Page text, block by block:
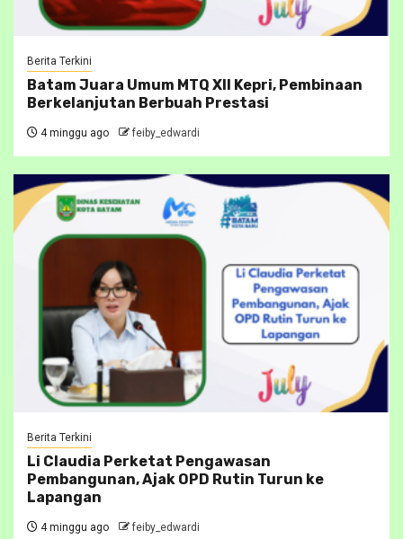
Berita Terkini
Batam Juara Umum MTQ XII Kepri, Pembinaan
Berkelanjutan Berbuah Prestasi
4 minggu ago feiby_edwardi
Berita Terkini
Li Claudia Perketat Pengawasan
Pembangunan, Ajak OPD Rutin Turun ke
Lapangan
4 minggu ago feiby_edwardi